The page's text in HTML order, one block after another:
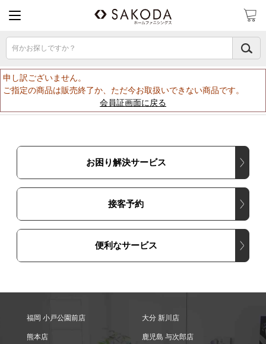
何かお探しですか？
申し訳ございません。
ご指定の商品は販売終了か、ただ今お取扱いできない商品です。
会員証画面に戻る
お困り解決サービス
接客予約
便利なサービス
福岡 小戸公園前店 大分 新川店
熊本店 鹿児島 与次郎店